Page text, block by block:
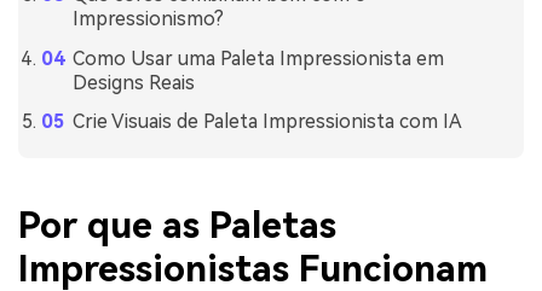
Impressionismo?
Como Usar uma Paleta Impressionista em
Designs Reais
Crie Visuais de Paleta Impressionista com IA
Por que as Paletas
Impressionistas Funcionam